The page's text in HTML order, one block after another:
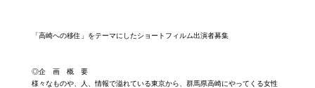
「高崎への移住」をテーマにしたショートフィルム出演者募集
◎企 画 概 要
様々なものや、人、情報で溢れている東京から、群馬県高崎にやってくる女性